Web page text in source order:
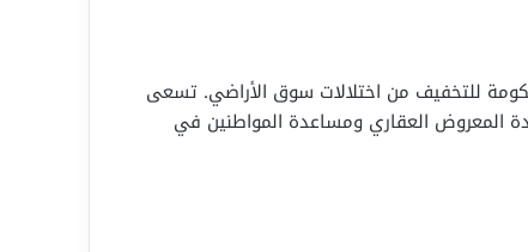
للتخفيف من اختلالات سوق الأراضي. تسعى
المعروض العقاري ومساعدة المواطنين في